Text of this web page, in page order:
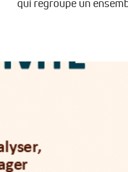
qui regroupe un